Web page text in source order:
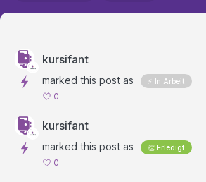
kursifant
marked this post as ⚡ In Arbeit
0
kursifant
marked this post as 👏 Erledigt
0